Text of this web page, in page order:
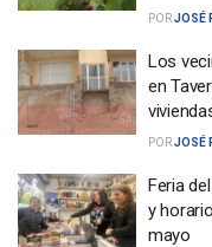
PORJOSÉ
Los
en
PORJOSÉ
Feria
y
mayo